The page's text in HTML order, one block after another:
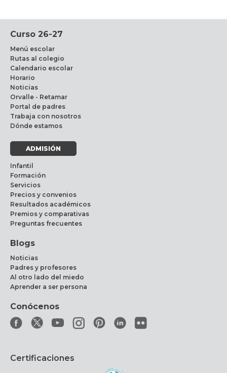
Curso 26-27
Menú escolar
Rutas al colegio
Calendario escolar
Horario
Noticias
Orvalle - Retamar
Portal de padres
Trabaja con nosotros
Dónde estamos
ADMISIÓN
Infantil
Formación
Servicios
Precios y convenios
Resultados académicos
Premios y comparativas
Preguntas frecuentes
Blogs
Noticias
Padres y profesores
Al otro lado del miedo
Aprender a ser persona
Conócenos
Certificaciones